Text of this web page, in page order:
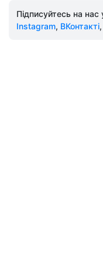
Підписуйтесь на
Instagram, ВКонтакті,